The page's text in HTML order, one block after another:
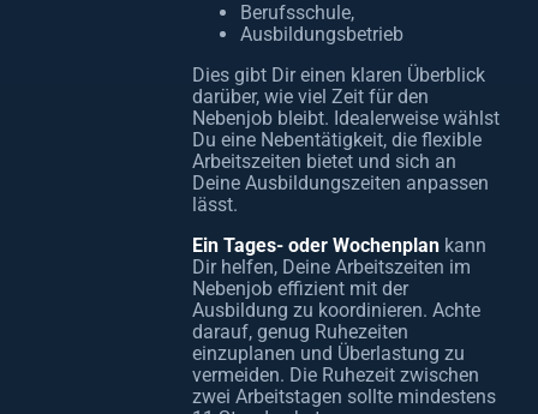
Berufsschule,
Ausbildungsbetrieb
Dies gibt Dir einen klaren Überblick
darüber, wie viel Zeit für den
Nebenjob bleibt. Idealerweise wählst
Du eine Nebentätigkeit, die flexible
Arbeitszeiten bietet und sich an
Deine Ausbildungszeiten anpassen
lässt.
Ein Tages- oder Wochenplan kann
Dir helfen, Deine Arbeitszeiten im
Nebenjob effizient mit der
Ausbildung zu koordinieren. Achte
darauf, genug Ruhezeiten
einzuplanen und Überlastung zu
vermeiden. Die Ruhezeit zwischen
zwei Arbeitstagen sollte mindestens